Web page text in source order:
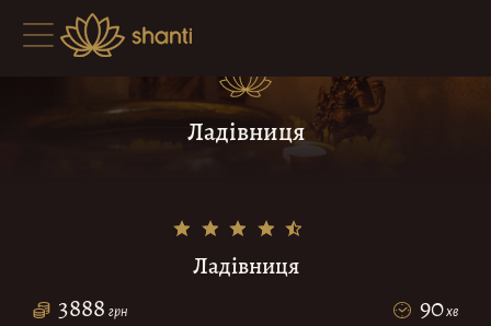
Ладівниця
Ладівниця
3888 грн 90хв